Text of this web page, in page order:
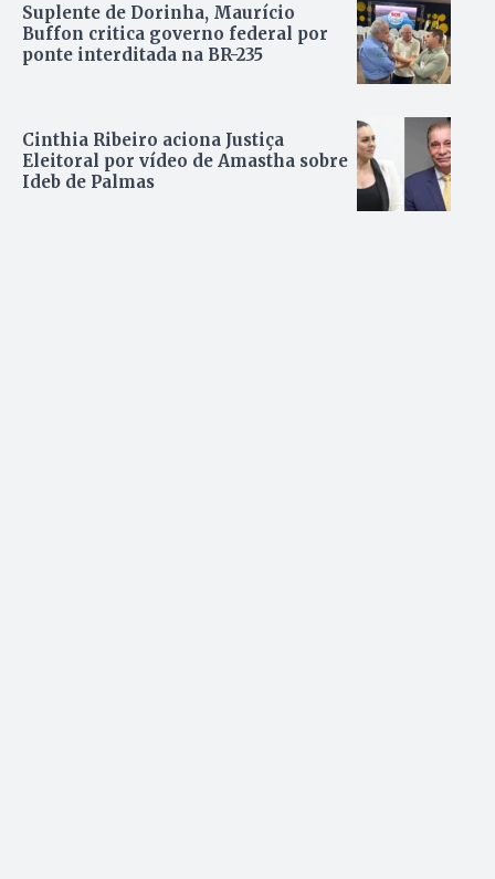
Suplente de Dorinha, Maurício
Buffon critica governo federal por
ponte interditada na BR-235
Cinthia Ribeiro aciona Justiça
Eleitoral por vídeo de Amastha sobre
Ideb de Palmas